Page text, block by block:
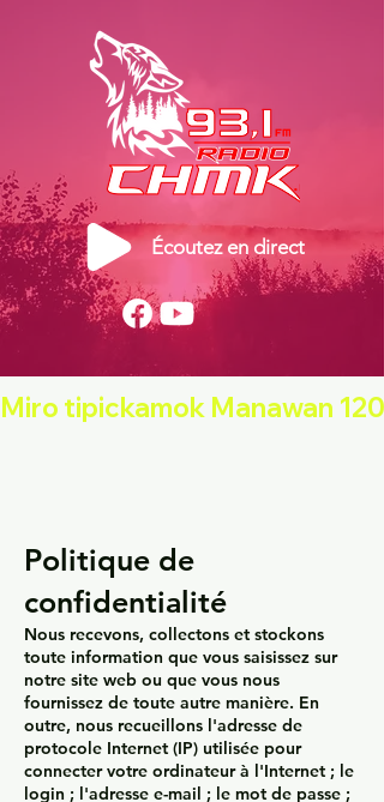
Écoutez en direct
Miro tipickamok Manawan
Politique de
confidentialité
Nous recevons, collectons et stockons
toute information que vous saisissez sur
notre site web ou que vous nous
fournissez de toute autre manière. En
outre, nous recueillons l'adresse de
protocole Internet (IP) utilisée pour
connecter votre ordinateur à l'Internet ; le
login ; l'adresse e-mail ; le mot de passe ;